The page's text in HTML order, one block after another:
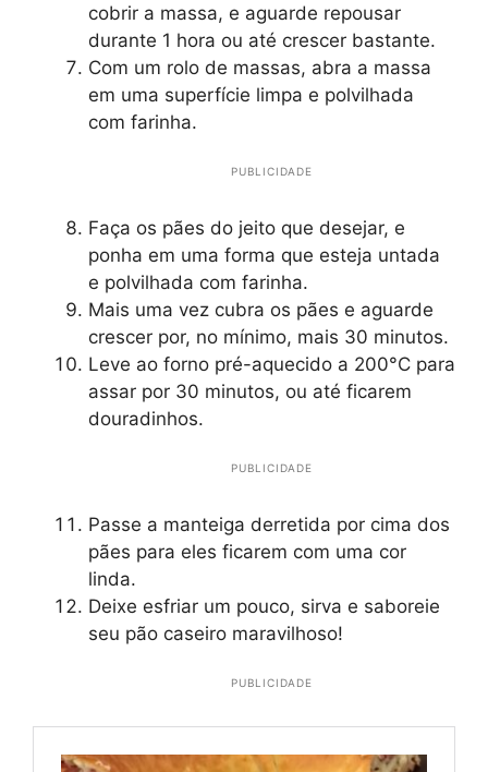
cobrir a massa, e aguarde repousar
durante 1 hora ou até crescer bastante.
Com um rolo de massas, abra a massa
em uma superfície limpa e polvilhada
com farinha.
PUBLICIDADE
Faça os pães do jeito que desejar, e
ponha em uma forma que esteja untada
e polvilhada com farinha.
Mais uma vez cubra os pães e aguarde
crescer por, no mínimo, mais 30 minutos.
Leve ao forno pré-aquecido a 200°C para
assar por 30 minutos, ou até ficarem
douradinhos.
PUBLICIDADE
Passe a manteiga derretida por cima dos
pães para eles ficarem com uma cor
linda.
Deixe esfriar um pouco, sirva e saboreie
seu pão caseiro maravilhoso!
PUBLICIDADE